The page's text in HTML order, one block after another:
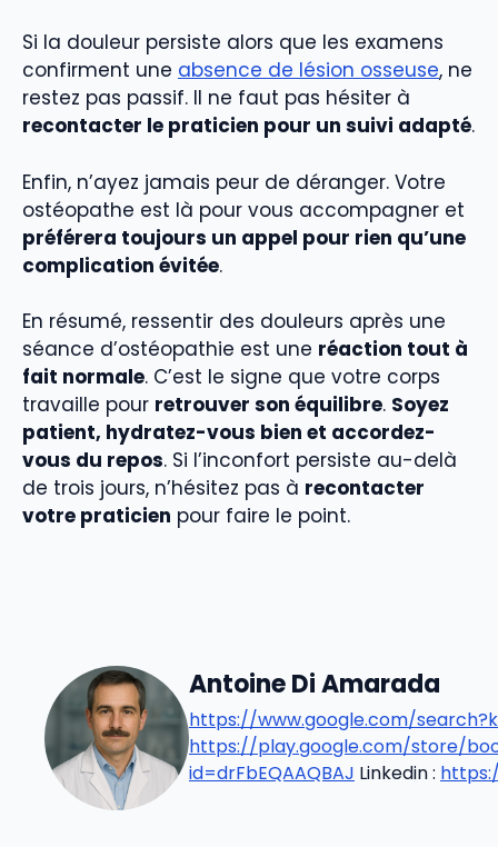
Si la douleur persiste alors que les examens
confirment une absence de lésion osseuse, ne
restez pas passif. Il ne faut pas hésiter à
recontacter le praticien pour un suivi adapté.
Enfin, n’ayez jamais peur de déranger. Votre
ostéopathe est là pour vous accompagner et
préférera toujours un appel pour rien qu’une
complication évitée.
En résumé, ressentir des douleurs après une
séance d’ostéopathie est une réaction tout à
fait normale. C’est le signe que votre corps
travaille pour retrouver son équilibre. Soyez
patient, hydratez-vous bien et accordez-
vous du repos. Si l’inconfort persiste au-delà
de trois jours, n’hésitez pas à recontacter
votre praticien pour faire le point.
Antoine Di Amarada
https://www.google.com/
https://play.google.com/store/
id=drFbEQAAQBAJ Linkedin :